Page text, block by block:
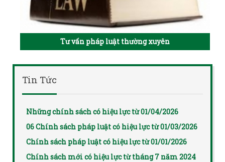
Tư vấn pháp luật thường xuyên
Tin Tức
Những chính sách có hiệu lực từ 01/04/2026
06 Chính sách pháp luật có hiệu lực từ 01/03/2026
Chính sách pháp luật có hiệu lực từ 01/01/2026
Chính sách mới có hiệu lực từ tháng 7 năm 2024